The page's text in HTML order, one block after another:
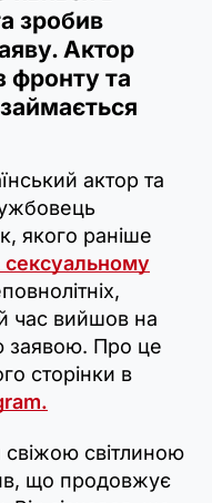
зробив
Актор
фронту та
актор та
якого раніше
сексуальному
час вийшов на
заявою. Про це
сторінки в
свіжою світлиною
що продовжує